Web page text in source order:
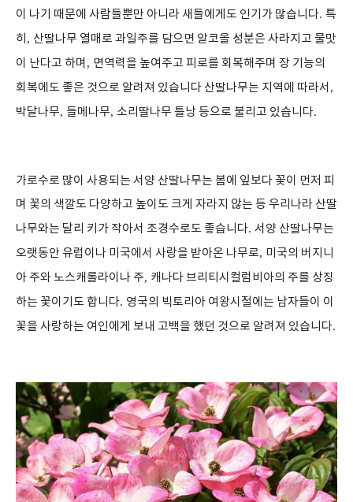
이 나기 때문에 사람들뿐만 아니라 새들에게도 인기가 많습니다. 특
히 , 산딸나무 열매로 과일주를 담으면 알코올 성분은 사라지고 물맛
이 난다고 하며 , 면역력을 높여주고 피로를 회복해주며 장 기능의
회복에도 좋은 것으로 알려져 있습니다 산딸나무는 지역에 따라서 ,
박달나무, 들메나무, 소리딸나무 틀낭 등으로 불리고 있습니다.
가로수로 많이 사용되는 서양 산딸나무는 봄에 잎보다 꽃이 먼저 피
며 꽃의 색깔도 다양하고 높이도 크게 자라지 않는 등 우리나라 산딸
나무와는 달리 키가 작아서 조경수로도 좋습니다. 서양 산딸나무는
오랫동안 유럽이나 미국에서 사랑을 받아온 나무로, 미국의 버지니
아 주와 노스캐롤라이나 주, 캐나다 브리티시컬럼비아의 주를 상징
하는 꽃이기도 합니다. 영국의 빅토리아 여왕시절에는 남자들이 이
꽃을 사랑하는 여인에게 보내 고백을 했던 것으로 알려져 있습니다.